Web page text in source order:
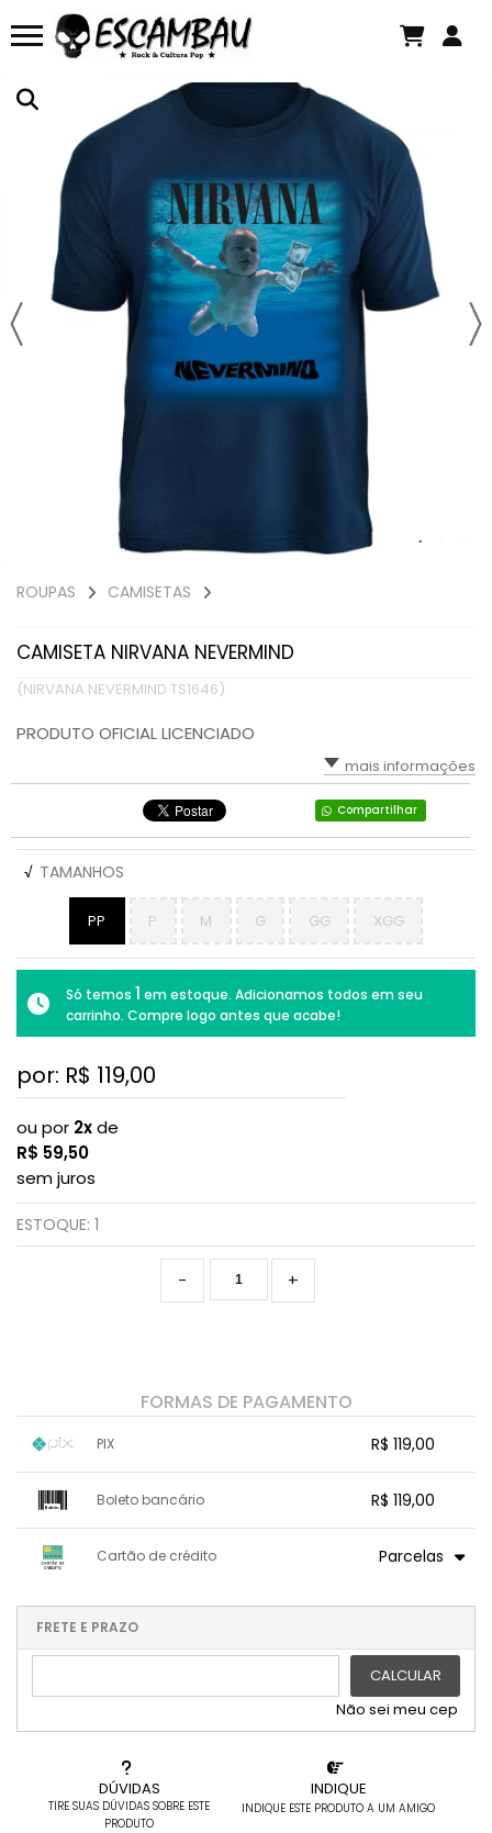
ROUPAS CAMISETAS
CAMISETA NIRVANA NEVERMIND
(NIRVANA NEVERMIND TS1646)
PRODUTO OFICIAL LICENCIADO
mais informações
Compartilhar
√ TAMANHOS
PP P M G GG XGG
Só temos 1 em estoque. Adicionamos todos em seu
carrinho. Compre logo antes que acabe!
DÚVIDAS
TIRE SUAS DÚVIDAS SOBRE ESTE
PRODUTO
INDIQUE
INDIQUE ESTE PRODUTO A UM AMIGO
por: R$ 119,00
ou por 2xde
R$ 59,50
sem juros
ESTOQUE: 1
+
-
FORMAS DE PAGAMENTO
PIX R$ 119,00
.
Boleto bancário R$ 119,00
.
Cartão de crédito Parcelas
2x sem juros de R$ 59,50
....
FRETE E PRAZO
CALCULAR
Não sei meu cep